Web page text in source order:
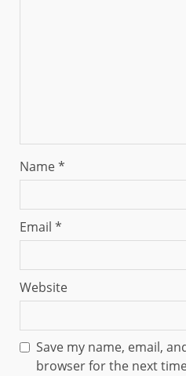
Name*
Email *
Website
Save my name, email,
browser for the next